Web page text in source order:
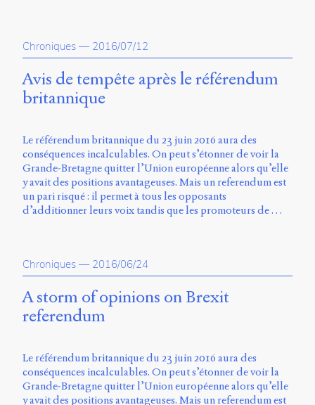
Typographies
Jannon
de
Storm
et
Muli
de
Vernon
Adams.
été
conçu
par
Blanc,
Jérémy
De
Barros,
Chroniques — 2016/07/12
Avis de tempête après le référendum
britannique
Le référendum britannique du 23 juin 2016 aura des
conséquences incalculables. On peut s’étonner de voir la
Grande-Bretagne quitter l’Union européenne alors qu’elle
y avait des positions avantageuses. Mais un referendum est
un pari risqué : il permet à tous les opposants
d’additionner leurs voix tandis que les promoteurs de …
Chroniques — 2016/06/24
A storm of opinions on Brexit
referendum
Le référendum britannique du 23 juin 2016 aura des
conséquences incalculables. On peut s’étonner de voir la
Grande-Bretagne quitter l’Union européenne alors qu’elle
y avait des positions avantageuses. Mais un referendum est